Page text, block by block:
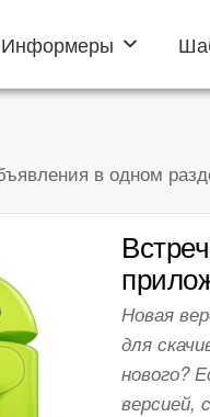
Информеры
в одном
Новая
для
нового?
версией,